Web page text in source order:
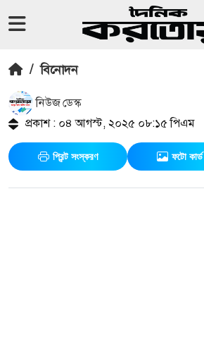
/ বিনোদন
নিউজ ডেস্ক
প্রকাশ : ০৪ আগস্ট, ২০২৫ ০৮:১৫ পিএম
প্রিন্ট সংস্করণ ফটো কার্ড